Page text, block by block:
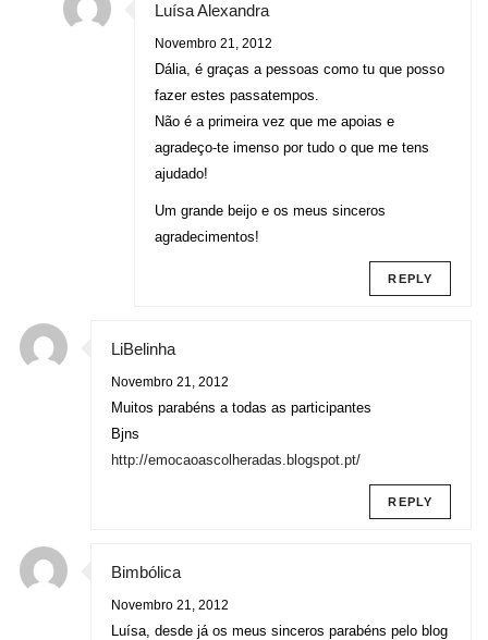
Luísa Alexandra
Novembro 21, 2012
Dália, é graças a pessoas como tu que posso
fazer estes passatempos.
Não é a primeira vez que me apoias e
agradeço-te imenso por tudo o que me tens
ajudado!
Um grande beijo e os meus sinceros
agradecimentos!
REPLY
LiBelinha
Novembro 21, 2012
Muitos parabéns a todas as participantes
Bjns
http://emocaoascolheradas.blogspot.pt/
REPLY
Bimbólica
Novembro 21, 2012
Luísa, desde já os meus sinceros parabéns pelo blog